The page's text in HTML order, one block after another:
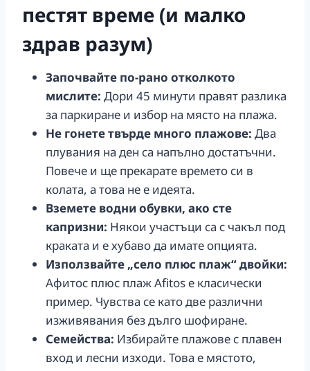
пестят време (и малко
здрав разум)
Започвайте по-рано отколкото
мислите: Дори 45 минути правят разлика
за паркиране и избор на място на плажа.
Не гонете твърде много плажове: Два
плувания на ден са напълно достатъчни.
Повече и ще прекарате времето си в
колата, а това не е идеята.
Вземете водни обувки, ако сте
капризни: Някои участъци са с чакъл под
краката и е хубаво да имате опцията.
Използвайте „село плюс плаж“ двойки:
Афитос плюс плаж Afitos е класически
пример. Чувства се като две различни
изживявания без дълго шофиране.
Семейства: Избирайте плажове с плавен
вход и лесни изходи. Това е мястото,